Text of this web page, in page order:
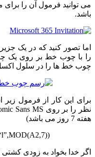
می توانید فرمول آن را برای
باشد.
اما تصور کنید که در یک
را با چوب خط بر روی یک
چوب خط ها را در سلول
برای این کار از فرمول
هفته 7 روز می باشد)
اگر خدا بخواد به زودی